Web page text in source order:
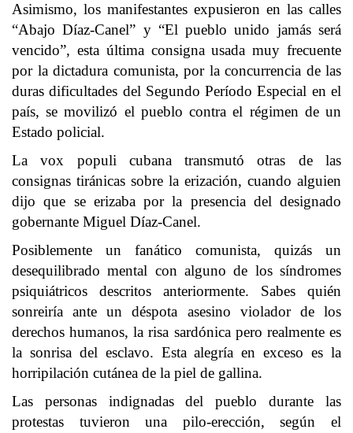
Asimismo, los manifestantes expusieron en las calles
“Abajo Díaz-Canel” y “El pueblo unido jamás será
vencido”, esta última consigna usada muy frecuente
por la dictadura comunista, por la concurrencia de las
duras dificultades del Segundo Período Especial en el
país, se movilizó el pueblo contra el régimen de un
Estado policial.
La vox populi cubana transmutó otras de las
consignas tiránicas sobre la erización, cuando alguien
dijo que se erizaba por la presencia del designado
gobernante Miguel Díaz-Canel.
Posiblemente un fanático comunista, quizás un
desequilibrado mental con alguno de los síndromes
psiquiátricos descritos anteriormente. Sabes quién
sonreiría ante un déspota asesino violador de los
derechos humanos, la risa sardónica pero realmente es
la sonrisa del esclavo. Esta alegría en exceso es la
horripilación cutánea de la piel de gallina.
Las personas indignadas del pueblo durante las
protestas tuvieron una pilo-erección, según el